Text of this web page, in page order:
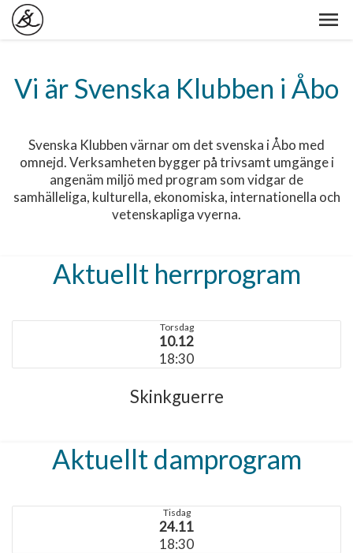
Vi är Svenska Klubben i Åbo
Svenska Klubben värnar om det svenska i Åbo med
omnejd. Verksamheten bygger på trivsamt umgänge i
angenäm miljö med program som vidgar de
samhälleliga, kulturella, ekonomiska, internationella och
vetenskapliga vyerna.
Aktuellt herrprogram
Torsdag
10.12
18:30
Skinkguerre
Aktuellt damprogram
Tisdag
24.11
18:30